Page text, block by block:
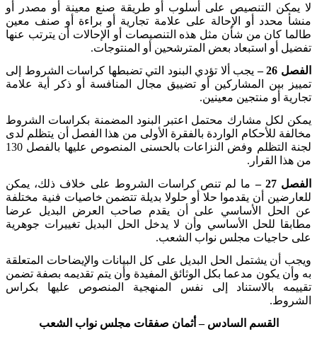
لا يمكن التنصيص على أسلوب أو طريقة صنع معينة أو مصدر أو
منشأ محدد أو الإحالة على علامة تجارية أو براءة أو صنف معين
طالما كان من شأن مثل هذه التنصيصات أو الإحالات أن يترتب عنها
تفضيل أو استبعاد بعض المترشحين أو المنتوجات.
الفصل 26 –
يجب ألا تؤدي البنود التي تضبطها كراسات الشروط إلى
تمييز بين المشاركين أو تضييق مجال المنافسة أو ذكر أية علامة
تجارية أو منتجين معينين.
يمكن لكل مشارك محتمل اعتبر البنود المضمنة بكراسات الشروط
مخالفة للأحكام الواردة بالفقرة الأولى من هذا الفصل أن يتظلم لدى
لجنة التظلم وفض النزاعات بالحسنى المنصوص عليها بالفصل 130
من هذا القرار .
الفصل 27 –
ما لم تنص كراسات الشروط على خلاف ذلك، يمكن
للعارضين أن يقدموا حلا أو حلولا بديلة تتضمن خاصيات فنية مختلفة
عن الحل الأساسي على أن يقدم صاحب العرض البديل عرضا
مطابقا للحل الأساسي وأن لا يدخل الحل البديل تغييرات جوهرية
على حاجيات مجلس نواب الشعب.
ويجب أن يشتمل الحل البديل على كل البيانات والإيضاحات المتعلقة
به وأن يكون مدعما بكل الوثائق المفيدة وأن يتم تقديمه بصفة تضمن
تقييمه بالاستناد إلى نفس المنهجية المنصوص عليها بكراس
الشروط.
القسم السادس – أثمان صفقات مجلس نواب الشعب